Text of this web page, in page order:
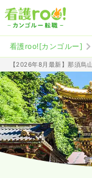
看護roo![カンゴルー]
【2026年8月最新】那須烏